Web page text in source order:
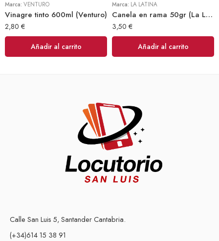
Marca: VENTURO
Vinagre tinto 600ml (Venturo)
2,80 €
Añadir al carrito
Marca: LA LATINA
Canela en rama 50gr (La Latina)
3,50 €
Añadir al carrito
Calle San Luis 5, Santander Cantabria.
(+34)614 15 38 91